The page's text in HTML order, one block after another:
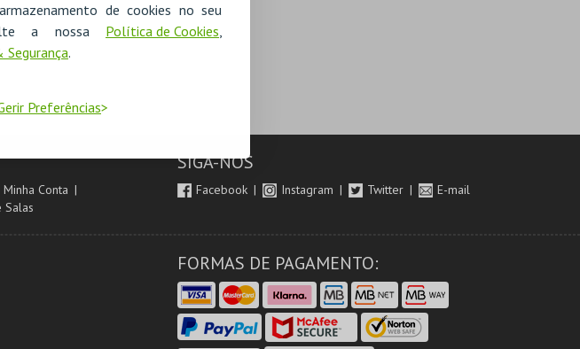
de cookies no seu
a nossa Política de Cookies,
Segurança.
Preferências
Minha Conta
SIGA-NOS
Facebook Instagram Twitter E-mail
FORMAS DE PAGAMENTO: